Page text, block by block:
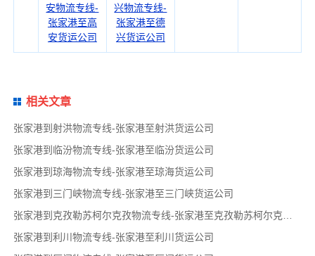
安物流专线-
张家港至高
安货运公司
兴物流专线-
张家港至德
兴货运公司
相关文章
张家港到射洪物流专线-张家港至射洪货运公司
张家港到临汾物流专线-张家港至临汾货运公司
张家港到琼海物流专线-张家港至琼海货运公司
张家港到三门峡物流专线-张家港至三门峡货运公司
张家港到利川物流专线-张家港至利川货运公司